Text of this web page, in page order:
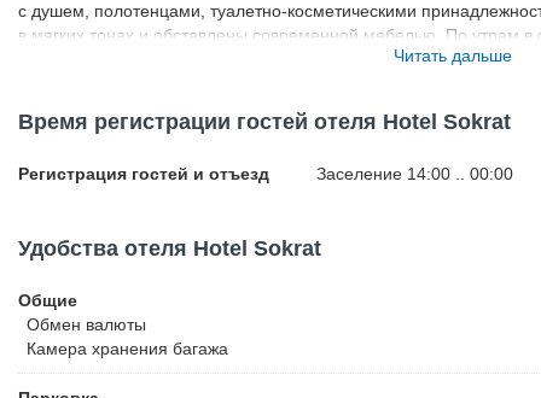
с душем, полотенцами, туалетно-косметическими
в мягких тонах и обставлены современной мебелью. По утрам в
стол" с множеством блюд. В круглосуточном снэк-баре
развлекательного центра Blloku, который славится своими
метров. Расстояние до аэропорта Тираны составляет 20 км.
Читать дальше
Время регистрации гостей отеля Hotel Sokrat
Регистрация гостей и отъезд Заселение 14:00 .. 00:00
Удобства отеля Hotel Sokrat
Общие
Обмен валюты
Камера хранения багажа